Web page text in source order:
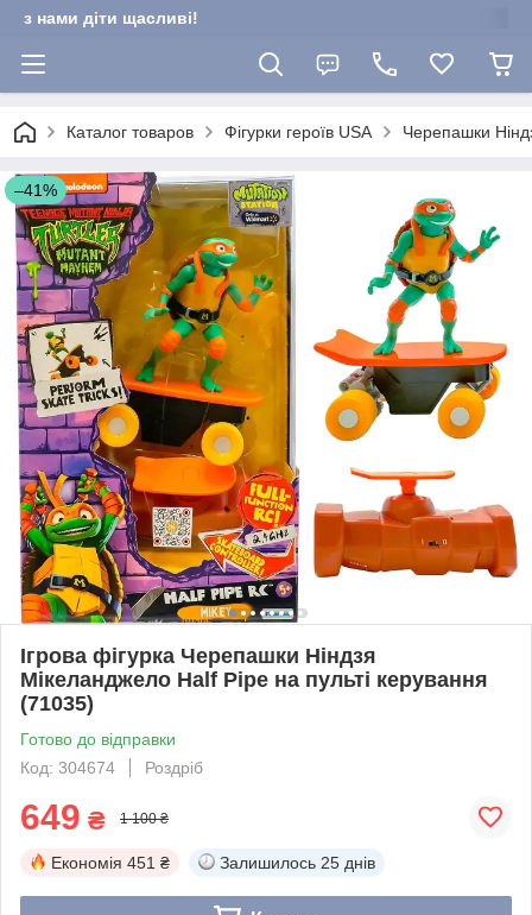
з нами діти щасливі!
Каталог товаров Фігурки героїв USA Черепашки
–41%
Ігрова фігурка Черепашки Ніндзя
Мікеланджело Half Pipe на пульті керування
(71035)
Готово до відправки
Код: 304674
Роздріб
649 ₴ 1 100 ₴
Економія 451 ₴ Залишилось 25 днів